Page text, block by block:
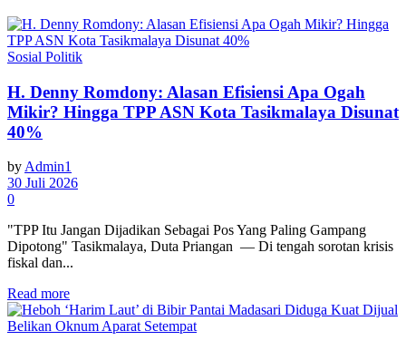
Sosial Politik
H. Denny Romdony: Alasan Efisiensi Apa Ogah
Mikir? Hingga TPP ASN Kota Tasikmalaya Disunat
40%
by Admin1
30 Juli 2026
0
"TPP Itu Jangan Dijadikan Sebagai Pos Yang Paling Gampang
Dipotong" Tasikmalaya, Duta Priangan — Di tengah sorotan krisis
fiskal dan...
Read more